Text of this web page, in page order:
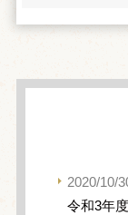
2020/10/
令和3年